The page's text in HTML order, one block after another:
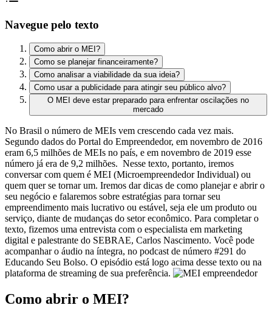
Navegue pelo texto
Como abrir o MEI?
Como se planejar financeiramente?
Como analisar a viabilidade da sua ideia?
Como usar a publicidade para atingir seu público alvo?
O MEI deve estar preparado para enfrentar oscilações no
mercado
No Brasil o número de MEIs vem crescendo cada vez mais.
Segundo dados do Portal do Empreendedor, em novembro de 2016
eram 6,5 milhões de MEIs no país, e em novembro de 2019 esse
número já era de 9,2 milhões. Nesse texto, portanto, iremos
conversar com quem é MEI (Microempreendedor Individual) ou
quem quer se tornar um. Iremos dar dicas de como planejar e abrir o
seu negócio e falaremos sobre estratégias para tornar seu
empreendimento mais lucrativo ou estável, seja ele um produto ou
serviço, diante de mudanças do setor econômico. Para completar o
texto, fizemos uma entrevista com o especialista em marketing
digital e palestrante do SEBRAE, Carlos Nascimento. Você pode
acompanhar o áudio na íntegra, no podcast de número #291 do
Educando Seu Bolso. O episódio está logo acima desse texto ou na
plataforma de streaming de sua preferência.
Como abrir o MEI?